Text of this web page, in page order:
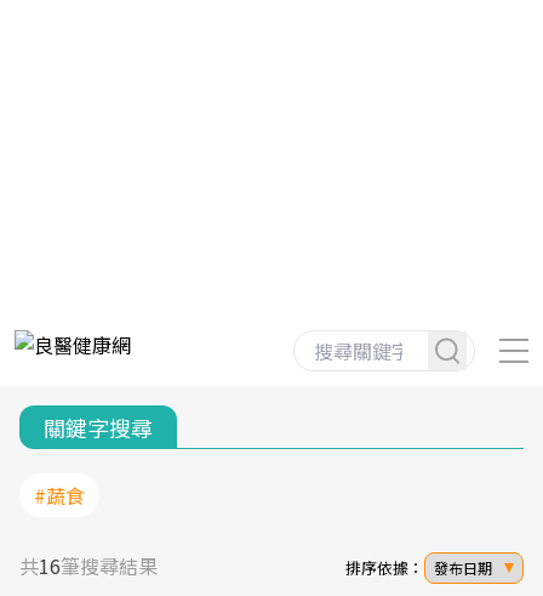
關鍵字搜尋
#蔬食
共16筆搜尋結果 排序依據： 發布日期